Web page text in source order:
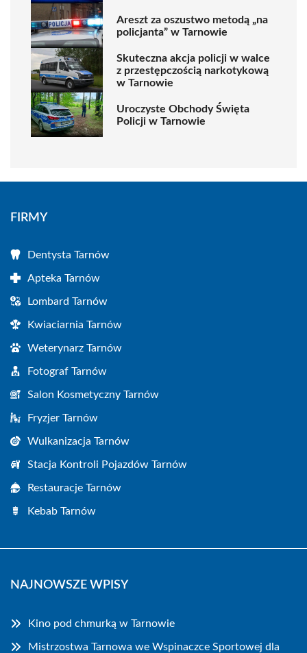
Areszt za oszustwo metodą „na
policjanta” w Tarnowie
Skuteczna akcja policji w walce
z przestępczością narkotykową
w Tarnowie
Uroczyste Obchody Święta
Policji w Tarnowie
FIRMY
Dentysta Tarnów
Apteka Tarnów
Lombard Tarnów
Kwiaciarnia Tarnów
Weterynarz Tarnów
Fotograf Tarnów
Salon Kosmetyczny Tarnów
Fryzjer Tarnów
Wulkanizacja Tarnów
Stacja Kontroli Pojazdów Tarnów
Restauracje Tarnów
Kebab Tarnów
NAJNOWSZE WPISY
Kino pod chmurką w Tarnowie
Mistrzostwa Tarnowa we Wspinaczce Sportowej dla